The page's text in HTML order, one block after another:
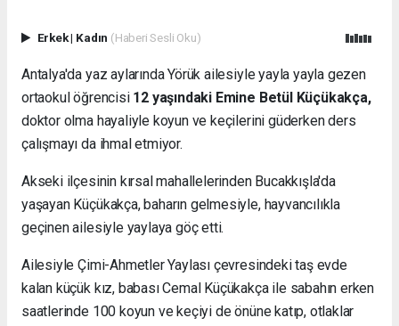
Erkek| Kadın (Haberi Sesli Oku)
Antalya'da yaz aylarında Yörük ailesiyle yayla yayla gezen
ortaokul öğrencisi 12 yaşındaki Emine Betül Küçükakça,
doktor olma hayaliyle koyun ve keçilerini güderken ders
çalışmayı da ihmal etmiyor.
Akseki ilçesinin kırsal mahallelerinden Bucakkışla'da
yaşayan Küçükakça, baharın gelmesiyle, hayvancılıkla
geçinen ailesiyle yaylaya göç etti.
Ailesiyle Çimi-Ahmetler Yaylası çevresindeki taş evde
kalan küçük kız, babası Cemal Küçükakça ile sabahın erken
saatlerinde 100 koyun ve keçiyi de önüne katıp, otlaklar